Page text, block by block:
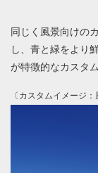
同じく風景向けの
し、青と緑をより
が特徴的なカスタ
〔カスタムイメージ：